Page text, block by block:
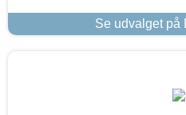
Se udvalget på